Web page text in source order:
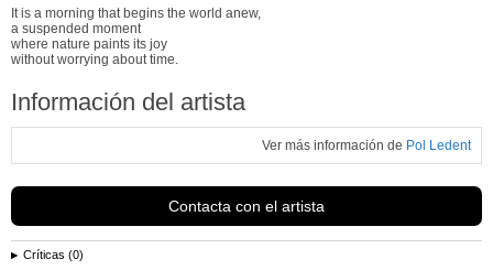
It is a morning that begins the world anew,
a suspended moment
where nature paints its joy
without worrying about time.
Información del artista
Ver más información de Pol Ledent
Contacta con el artista
Críticas (0)